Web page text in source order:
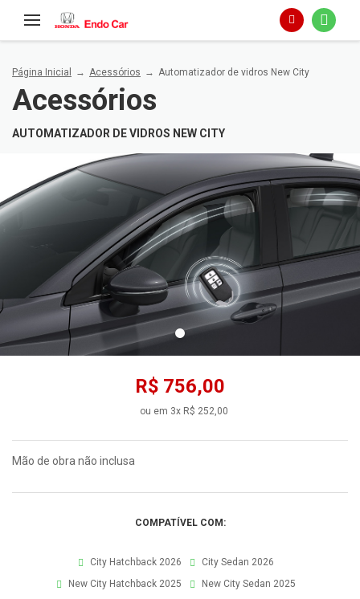
Página Inicial Acessórios Automatizador de vidros New City
Acessórios
AUTOMATIZADOR DE VIDROS NEW CITY
R$ 756,00
ou em 3x R$ 252,00
Mão de obra não inclusa
COMPATÍVEL COM:
City Hatchback 2026
City Sedan 2026
New City Hatchback 2025
New City Sedan 2025